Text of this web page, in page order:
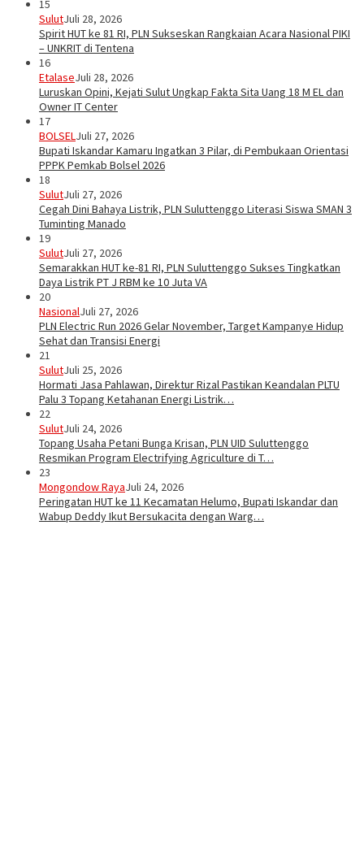
15
SulutJuli 28, 2026
Spirit HUT ke 81 RI, PLN Sukseskan Rangkaian Acara Nasional PIKI
– UNKRIT di Tentena
16
EtalaseJuli 28, 2026
Luruskan Opini, Kejati Sulut Ungkap Fakta Sita Uang 18 M EL dan
Owner IT Center
17
BOLSELJuli 27, 2026
Bupati Iskandar Kamaru Ingatkan 3 Pilar, di Pembukaan Orientasi
PPPK Pemkab Bolsel 2026
18
SulutJuli 27, 2026
Cegah Dini Bahaya Listrik, PLN Suluttenggo Literasi Siswa SMAN 3
Tuminting Manado
19
SulutJuli 27, 2026
Semarakkan HUT ke-81 RI, PLN Suluttenggo Sukses Tingkatkan
Daya Listrik PT J RBM ke 10 Juta VA
20
NasionalJuli 27, 2026
PLN Electric Run 2026 Gelar November, Target Kampanye Hidup
Sehat dan Transisi Energi
21
SulutJuli 25, 2026
Hormati Jasa Pahlawan, Direktur Rizal Pastikan Keandalan PLTU
Palu 3 Topang Ketahanan Energi Listrik…
22
SulutJuli 24, 2026
Topang Usaha Petani Bunga Krisan, PLN UID Suluttenggo
Resmikan Program Electrifying Agriculture di T…
23
Mongondow RayaJuli 24, 2026
Peringatan HUT ke 11 Kecamatan Helumo, Bupati Iskandar dan
Wabup Deddy Ikut Bersukacita dengan Warg…